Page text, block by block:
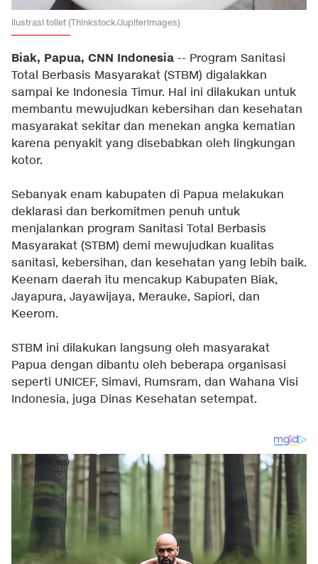
ilustrasi toilet (Thinkstock/Jupiterimages)
Biak, Papua, CNN Indonesia -- Program Sanitasi
Total Berbasis Masyarakat (STBM) digalakkan
sampai ke Indonesia Timur. Hal ini dilakukan untuk
membantu mewujudkan kebersihan dan kesehatan
masyarakat sekitar dan menekan angka kematian
karena penyakit yang disebabkan oleh lingkungan
kotor.
Sebanyak enam kabupaten di Papua melakukan
deklarasi dan berkomitmen penuh untuk
menjalankan program Sanitasi Total Berbasis
Masyarakat (STBM) demi mewujudkan kualitas
sanitasi, kebersihan, dan kesehatan yang lebih baik.
Keenam daerah itu mencakup Kabupaten Biak,
Jayapura, Jayawijaya, Merauke, Sapiori, dan
Keerom.
STBM ini dilakukan langsung oleh masyarakat
Papua dengan dibantu oleh beberapa organisasi
seperti UNICEF, Simavi, Rumsram, dan Wahana Visi
Indonesia, juga Dinas Kesehatan setempat.